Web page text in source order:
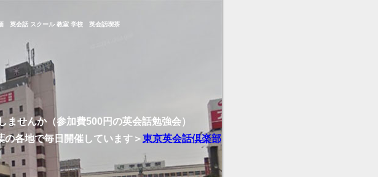
会話 スクール 教室 学校 英会話喫茶
せんか（参加費500円の英会話勉強会）
各地で毎日開催しています＞東京英会話倶楽部